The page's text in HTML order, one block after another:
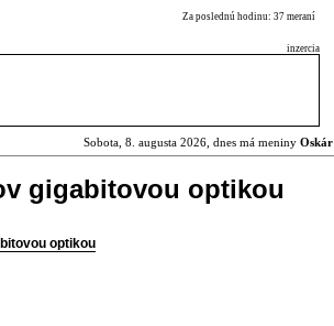
Za poslednú hodinu: 37 meraní
inzercia
Sobota, 8. augusta 2026, dnes má meniny Oskár
gigabitovou optikou
optikou